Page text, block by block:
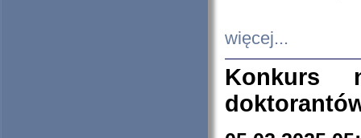
więcej...
Konkurs